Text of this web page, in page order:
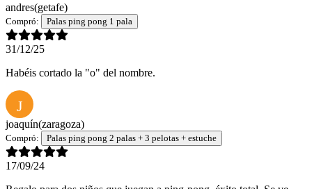
andres(getafe)
Compró: Palas ping pong 1 pala
31/12/25
Habéis cortado la "o" del nombre.
J
joaquín(zaragoza)
Compró: Palas ping pong 2 palas + 3 pelotas + estuche
17/09/24